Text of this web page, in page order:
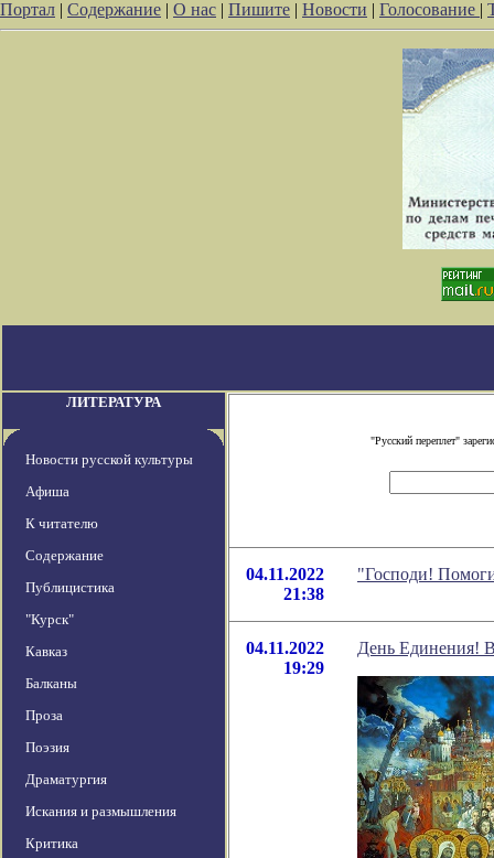
Портал | Содержание | О нас | Пишите | Новости | Голосование |
ЛИТЕРАТУРА
Новости русской культуры
Афиша
К читателю
Содержание
Публицистика
"Курск"
Кавказ
Балканы
Проза
Поэзия
Драматургия
Искания и размышления
Критика
"Русский переплет"
04.11.2022
21:38
"Господи!
04.11.2022
19:29
День Единения!